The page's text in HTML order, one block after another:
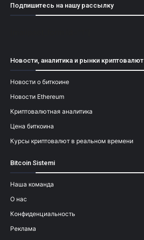
Подпишитесь на нашу рассылку
Новости, аналитика и рынки криптовалют
Новости о биткоине
Новости Ethereum
Криптовалютная аналитика
Цена биткоина
Курсы криптовалют в реальном времени
Bitcoin Sistemi
Наша команда
О нас
Конфиденциальность
Реклама